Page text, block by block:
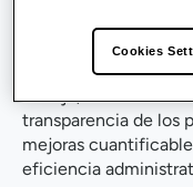
La primera
estas ineficiencias
trabajo,
transparencia de los
mejoras
eficiencia
Cookies